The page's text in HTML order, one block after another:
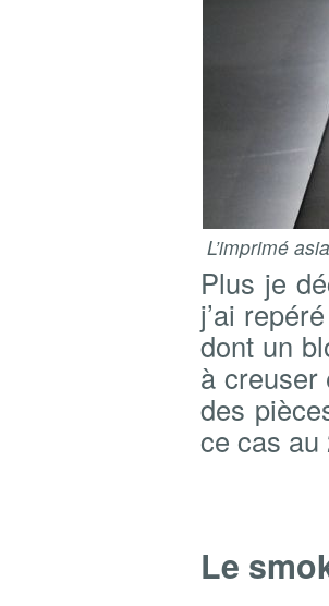
L’imprimé
Plus je
j’ai
dont un
à creuser
des
ce cas au
Le